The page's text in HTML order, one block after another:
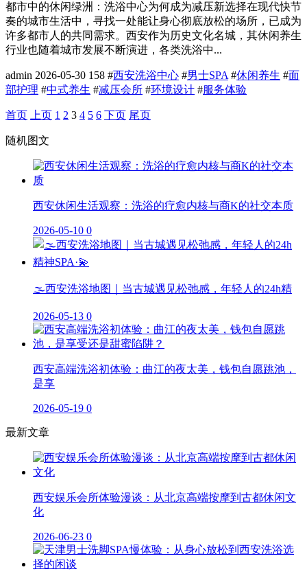
都市中的休闲绿洲：洗浴中心为何成为减压新选择在现代快节
奏的城市生活中，寻找一处能让身心彻底放松的场所，已成为
许多都市人的共同需求。西安作为历史文化名城，其休闲养生
行业也随着城市发展不断演进，各类洗浴中...
admin 2026-05-30 158 #西安洗浴中心 #男士SPA #休闲养生 #面
部护理 #中式养生 #减压会所 #环境设计 #服务体验
首页 上页 1 2 3 4 5 6 下页 尾页
随机图文
西安休闲生活观察：洗浴的疗愈内核与商K的社交本质
2026-05-10 0
🌫️西安洗浴地图｜当古城遇见松弛感，年轻人的24h精
2026-05-13 0
西安高端洗浴初体验：曲江的夜太美，钱包自愿跳池，
是享
2026-05-19 0
最新文章
西安娱乐会所体验漫谈：从北京高端按摩到古都休闲文
化
2026-06-23 0